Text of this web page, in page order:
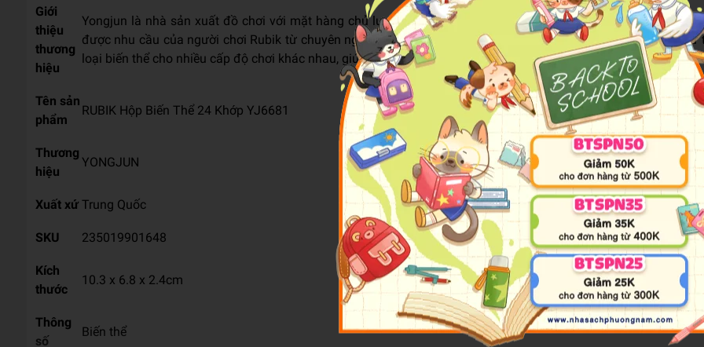
Giới
thiệu
thương
hiệu
Yongjun là nhà sản xuất đồ chơi với mặt hàng chủ lực là Rubik – món đồ chơi được săn đón nhiều nhất
được nhu cầu của người chơi Rubik từ chuyên nghiệp đến cơ bản, các ưu điểm nổi trội của rubik Yongjun
loại biến thể cho nhiều cấp độ chơi khác nhau, giúp người chơi dễ dàng tìm ra sản phẩm thích hợp nhất với
Tên sản
phẩm
RUBIK Hộp Biến Thể 24 Khớp YJ6681
Thương
hiệu
YONGJUN
Xuất xứ Trung Quốc
SKU 235019901648
Kích
thước
10.3 x 6.8 x 2.4cm
Thông
số
Biến thể